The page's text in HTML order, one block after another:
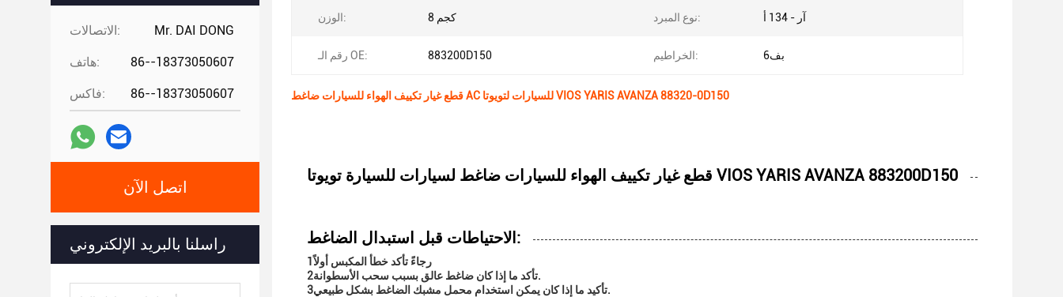
الاتصالات: Mr. DAI DONG
هاتف: 86--18373050607
فاكس: 86--18373050607
اتصل الآن
راسلنا بالبريد الإلكتروني
الوزن: 8 كجم نوع المبرد: آر - 134 أ
رقم الـ OE: 883200D150 الخراطيم: بف6
قطع غيار تكييف الهواء للسيارات ضاغط AC للسيارات لتويوتا VIOS YARIS AVANZA 88320-0D150
قطع غيار تكييف الهواء للسيارات ضاغط لسيارات للسيارة تويوتا VIOS YARIS AVANZA 883200D150
الاحتياطات قبل استبدال الضاغط:
1رجاءً تأكد خطأ المكبس أولاً
2تأكد ما إذا كان ضاغط عالق بسبب سحب الأسطوانة.
3تأكيد ما إذا كان يمكن استخدام محمل مشبك الضاغط بشكل طبيعي.